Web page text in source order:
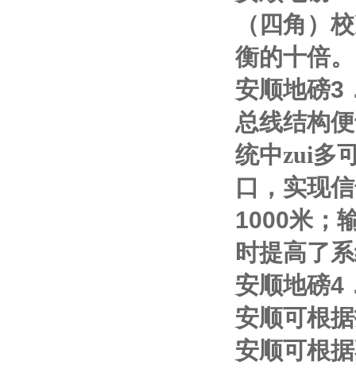
（四角）
衡的十倍。
安顺地磅3
总线结构
统中zui多
口，实现
1000米；
时提高了
安顺地磅4
安顺可根
安顺可根